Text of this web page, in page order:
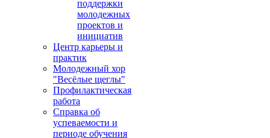
поддержки
молодежных
проектов и
инициатив
Центр карьеры и
практик
Молодежный хор
"Весёлые щеглы"
Профилактическая
работа
Справка об
успеваемости и
периоде обучения